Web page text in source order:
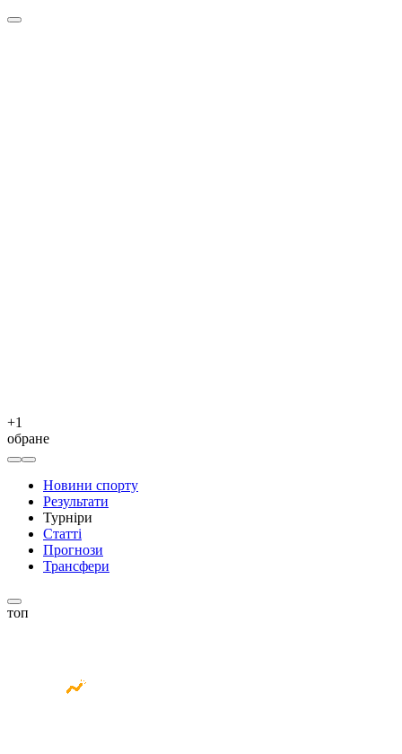
+1
обране
Новини спорту
Результати
Турніри
Статті
Прогнози
Трансфери
топ